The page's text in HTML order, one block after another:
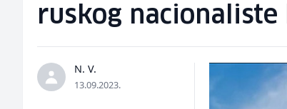
ruskog
N. V.
13.09.2023.